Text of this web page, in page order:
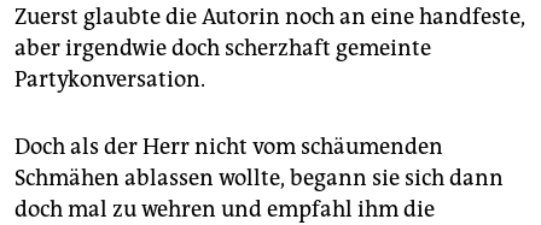
Zuerst glaubte die Autorin noch an eine handfeste,
aber irgendwie doch scherzhaft gemeinte
Partykonversation.
Doch als der Herr nicht vom schäumenden
Schmähen ablassen wollte, begann sie sich dann
doch mal zu wehren und empfahl ihm die